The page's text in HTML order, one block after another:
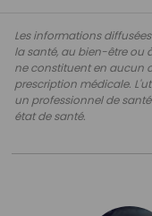
Les informations
la santé, au bien-être ou
ne constituent en aucun
prescription médicale.
un professionnel de
état de santé.